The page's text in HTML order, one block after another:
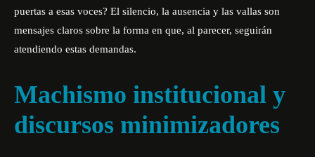
puertas a esas voces? El silencio, la ausencia y las vallas son
mensajes claros sobre la forma en que, al parecer, seguirán
atendiendo estas demandas.
Machismo institucional y
discursos minimizadores